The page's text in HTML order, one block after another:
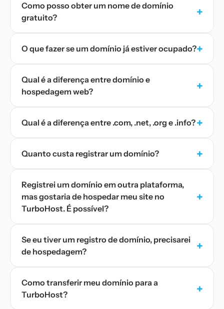
Como posso obter um nome de domínio
gratuito?
+
O que fazer se um domínio já estiver ocupado?+
Qual é a diferença entre domínio e
hospedagem web?
+
Qual é a diferença entre .com, .net, .org e .info?+
Quanto custa registrar um domínio? +
Registrei um domínio em outra plataforma,
mas gostaria de hospedar meu site no
TurboHost. É possível?
+
Se eu tiver um registro de domínio, precisarei
de hospedagem?
+
Como transferir meu domínio para a
TurboHost?
+